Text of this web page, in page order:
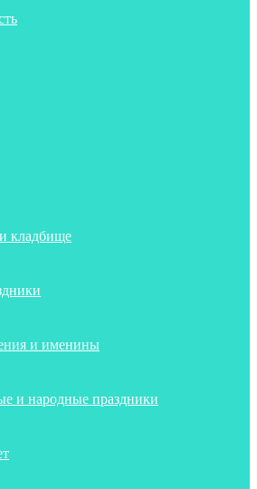
кладбище
и именины
и народные праздники